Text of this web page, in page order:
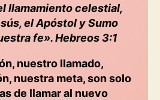
llamamiento celestial,
el Apóstol y Sumo
fe». Hebreos 3:1
nuestro llamado,
nuestra meta, son solo
de llamar al nuevo